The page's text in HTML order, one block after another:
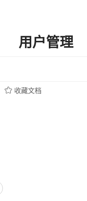
用户管理
收藏文档